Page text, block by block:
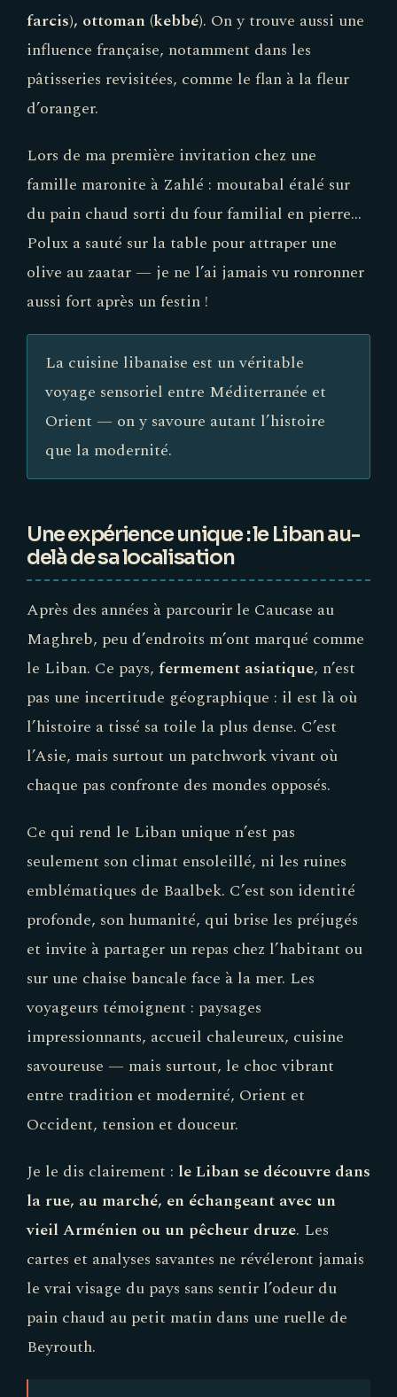
farcis), ottoman (kebbé). On y trouve aussi une
influence française, notamment dans les
pâtisseries revisitées, comme le flan à la fleur
d’oranger.
Lors de ma première invitation chez une
famille maronite à Zahlé : moutabal étalé sur
du pain chaud sorti du four familial en pierre…
Polux a sauté sur la table pour attraper une
olive au zaatar — je ne l’ai jamais vu ronronner
aussi fort après un festin !
La cuisine libanaise est un véritable
voyage sensoriel entre Méditerranée et
Orient — on y savoure autant l’histoire
que la modernité.
Une expérience unique : le Liban au-
delà de sa localisation
Après des années à parcourir le Caucase au
Maghreb, peu d’endroits m’ont marqué comme
le Liban. Ce pays, fermement asiatique, n’est
pas une incertitude géographique : il est là où
l’histoire a tissé sa toile la plus dense. C’est
l’Asie, mais surtout un patchwork vivant où
chaque pas confronte des mondes opposés.
Ce qui rend le Liban unique n’est pas
seulement son climat ensoleillé, ni les ruines
emblématiques de Baalbek. C’est son identité
profonde, son humanité, qui brise les préjugés
et invite à partager un repas chez l’habitant ou
sur une chaise bancale face à la mer. Les
voyageurs témoignent : paysages
impressionnants, accueil chaleureux, cuisine
savoureuse — mais surtout, le choc vibrant
entre tradition et modernité, Orient et
Occident, tension et douceur.
Je le dis clairement : le Liban se découvre dans
la rue, au marché, en échangeant avec un
vieil Arménien ou un pêcheur druze. Les
cartes et analyses savantes ne révéleront jamais
le vrai visage du pays sans sentir l’odeur du
pain chaud au petit matin dans une ruelle de
Beyrouth.